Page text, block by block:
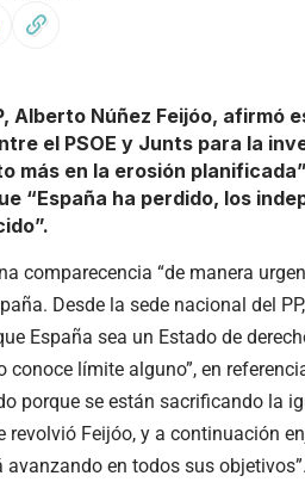
Alberto Núñez Feijóo, afirmó
el PSOE y Junts para la
más en la erosión
“España ha perdido, los
comparecencia “de manera
Desde la sede nacional del
España sea un Estado de
conoce límite alguno”, en
porque se están sacrificando la
revolvió Feijóo, y a continuación
en todos sus